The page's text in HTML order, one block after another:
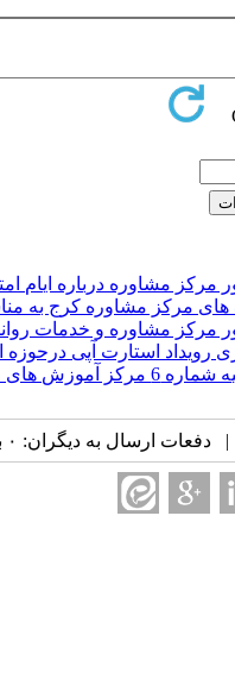
مرکز مشاوره درباره ایام
های مرکز مشاوره کرج به
مرکز مشاوره و خدمات
رویداد استارت آپی
های مجازی دانشگاه خوارزمی
| دفعات ارسال به دیگران: ۰ بار |